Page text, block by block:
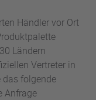
Händler vor Ort
Ländern
Vertreter in
das folgende
Anfrage